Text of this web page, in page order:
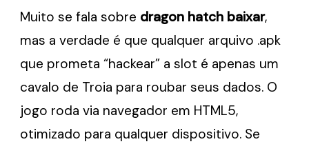
Muito se fala sobre dragon hatch baixar,
mas a verdade é que qualquer arquivo .apk
que prometa “hackear” a slot é apenas um
cavalo de Troia para roubar seus dados. O
jogo roda via navegador em HTML5,
otimizado para qualquer dispositivo. Se